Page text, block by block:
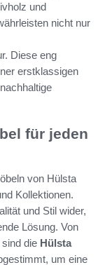
und
nicht nur
Diese eng
erstklassigen
für jeden
von Hülsta
Kollektionen.
und Stil wider,
Lösung. Von
die Hülsta
um eine